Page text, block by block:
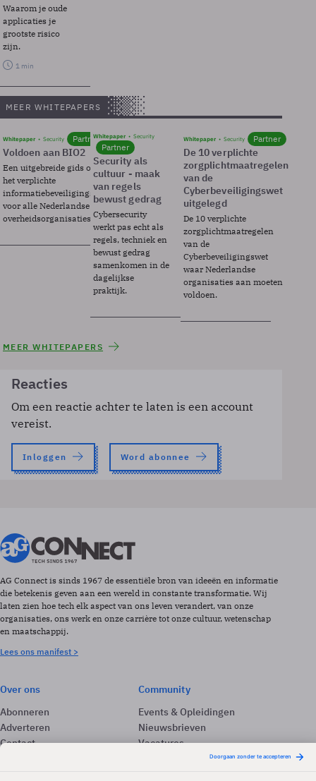
Waarom je oude
applicaties je
grootste risico
zijn.
1 min
MEER WHITEPAPERS
Whitepaper Security Partner
Voldoen aan BIO2
Een uitgebreide gids over BIO2,
het verplichte
informatiebeveiligingsframework
voor alle Nederlandse
overheidsorganisaties.
Whitepaper Security
Partner
Security als
cultuur - maak
van regels
bewust gedrag
Cybersecurity
werkt pas echt als
regels, techniek en
bewust gedrag
samenkomen in de
dagelijkse
praktijk.
Whitepaper Security Partner
De 10 verplichte
zorgplichtmaatregelen
van de
Cyberbeveiligingswet
uitgelegd
De 10 verplichte
zorgplichtmaatregelen
van de
Cyberbeveiligingswet
waar Nederlandse
organisaties aan moeten
voldoen.
MEER WHITEPAPERS
Reacties
Om een reactie achter te laten is een account
vereist.
Inloggen Word abonnee
AG Connect is sinds 1967 de essentiële bron van ideeën en informatie
die betekenis geven aan een wereld in constante transformatie. Wij
laten zien hoe tech elk aspect van ons leven verandert, van onze
organisaties, ons werk en onze carrière tot onze cultuur, wetenschap
en maatschappij.
Lees ons manifest >
Over ons
Abonneren
Adverteren
Contact
Community
Events & Opleidingen
Nieuwsbrieven
Vacatures